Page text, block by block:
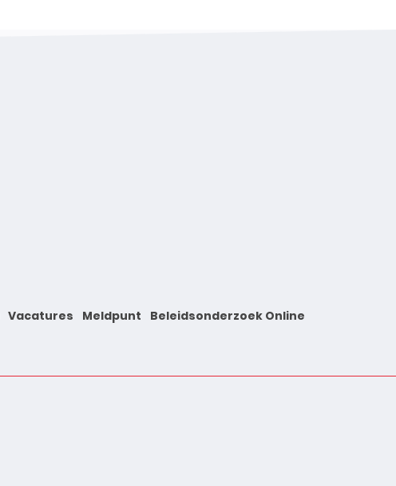
Vacatures Meldpunt Beleidsonderzoek Online